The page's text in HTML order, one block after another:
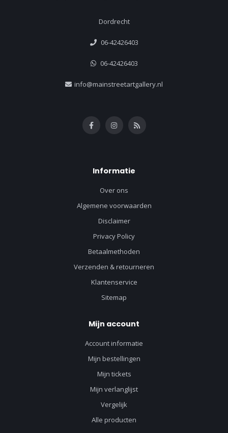
Dordrecht
06-42426403
06-42426403
info@mainstreetartgallery.nl
Informatie
Over ons
Algemene voorwaarden
Disclaimer
Privacy Policy
Betaalmethoden
Verzenden & retourneren
Klantenservice
Sitemap
Mijn account
Account informatie
Mijn bestellingen
Mijn tickets
Mijn verlanglijst
Vergelijk
Alle producten